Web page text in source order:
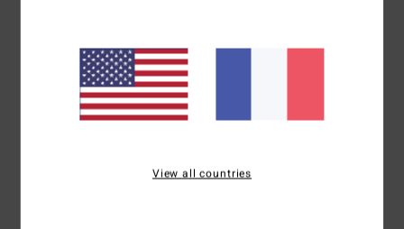
Client anonyme vérifié1 mars 2026
Matériau et douceur du tissu
Afficher original - Castellano
View all countries